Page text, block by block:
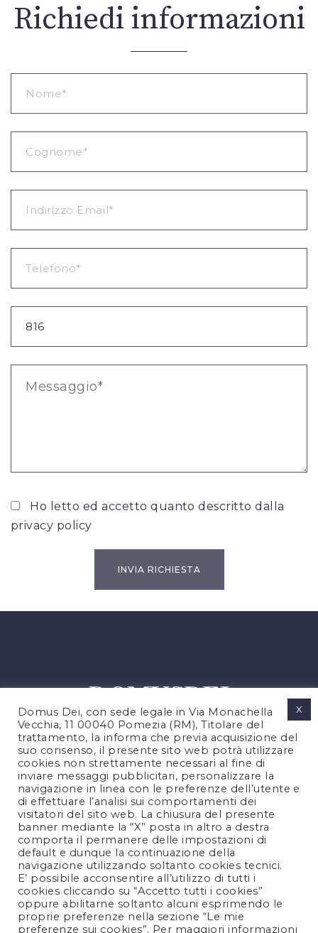
Richiedi informazioni
Ho letto ed accetto quanto descritto dalla
privacy policy
PRIVACY POLICY
COOKIES POLICY
NOTE LEGALI
CONTATTACI
FOLLOW US
Domus Dei, con sede legale in Via Monachella
Vecchia, 11 00040 Pomezia (RM), Titolare del
trattamento, la informa che previa acquisizione del
suo consenso, il presente sito web potrà utilizzare
cookies non strettamente necessari al fine di
inviare messaggi pubblicitari, personalizzare la
navigazione in linea con le preferenze dell’utente e
di effettuare l’analisi sui comportamenti dei
visitatori del sito web. La chiusura del presente
banner mediante la “X” posta in altro a destra
comporta il permanere delle impostazioni di
default e dunque la continuazione della
navigazione utilizzando soltanto cookies tecnici.
E’ possibile acconsentire all’utilizzo di tutti i
cookies cliccando su “Accetto tutti i cookies”
oppure abilitarne soltanto alcuni esprimendo le
proprie preferenze nella sezione “Le mie
preferenze sui cookies”. Per maggiori informazioni
X